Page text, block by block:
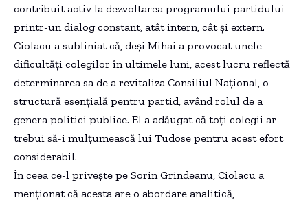
contribuit activ la dezvoltarea programului partidului
printr-un dialog constant, atât intern, cât și extern.
Ciolacu a subliniat că, deși Mihai a provocat unele
dificultăți colegilor în ultimele luni, acest lucru reflectă
determinarea sa de a revitaliza Consiliul Național, o
structură esențială pentru partid, având rolul de a
genera politici publice. El a adăugat că toți colegii ar
trebui să-i mulțumească lui Tudose pentru acest efort
considerabil.
În ceea ce-l privește pe Sorin Grindeanu, Ciolacu a
menționat că acesta are o abordare analitică,